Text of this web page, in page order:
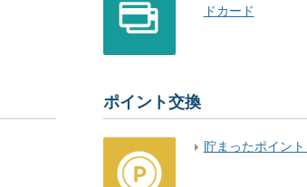
ドカード
ポイント交換
貯まったポイン